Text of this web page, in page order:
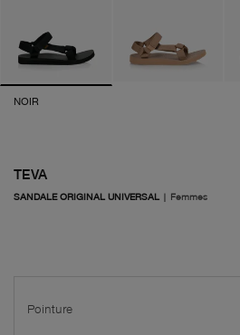
NOIR
TEVA
SANDALE ORIGINAL UNIVERSAL | Femmes
Pointure